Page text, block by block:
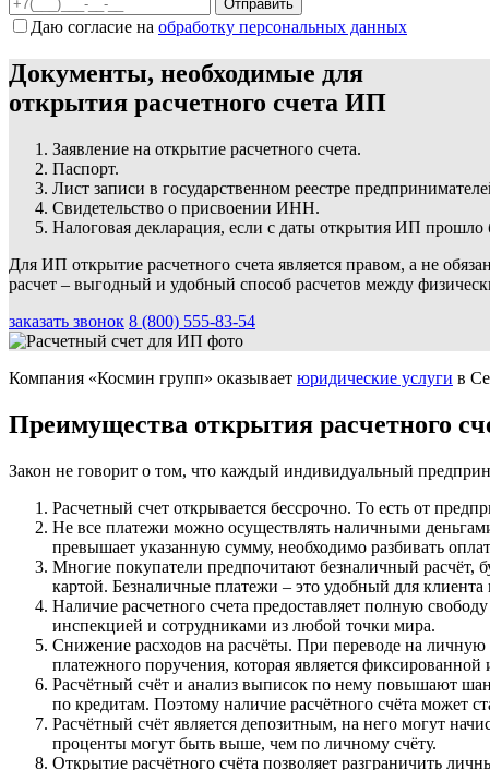
Даю согласие на обработку персональных данных
Документы, необходимые для
открытия расчетного счета ИП
Заявление на открытие расчетного счета.
Паспорт.
Лист записи в государственном реестре
Свидетельство о присвоении ИНН.
Налоговая декларация, если с даты открытия ИП прошло
Для ИП открытие расчетного счета является правом, а не
расчет – выгодный и удобный способ расчетов между
заказать звонок 8 (800) 555-83-54
Компания «Космин групп» оказывает юридические услуги в
Преимущества открытия расчетного
Закон не говорит о том, что каждый индивидуальный
Расчетный счет открывается бессрочно. То есть от
Не все платежи можно осуществлять наличными
превышает указанную сумму, необходимо разбивать
Многие покупатели предпочитают безналичный расчёт,
картой. Безналичные платежи – это удобный для клиента
Наличие расчетного счета предоставляет полную
инспекцией и сотрудниками из любой точки мира.
Снижение расходов на расчёты. При переводе на
платежного поручения, которая является
Расчётный счёт и анализ выписок по нему повышают
по кредитам. Поэтому наличие расчётного счёта может
Расчётный счёт является депозитным, на него могут
проценты могут быть выше, чем по личному счёту.
Открытие расчётного счёта позволяет разграничить